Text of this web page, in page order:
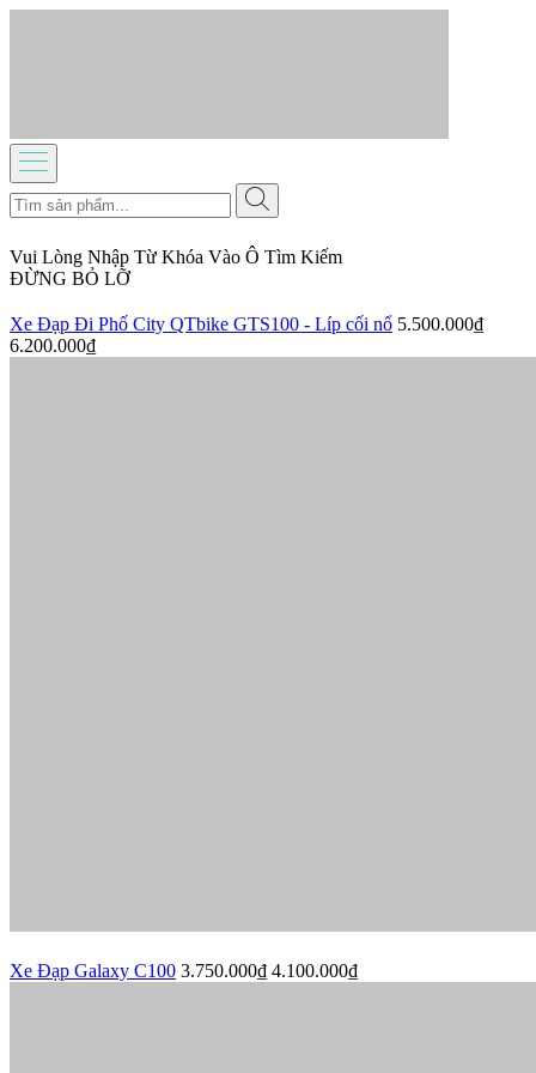
Vui Lòng Nhập Từ Khóa Vào Ô Tìm Kiếm
ĐỪNG BỎ LỠ
Xe Đạp Đi Phố City QTbike GTS100 - Líp cối nổ 5.500.000₫
6.200.000₫
Xe Đạp Galaxy C100 3.750.000₫ 4.100.000₫